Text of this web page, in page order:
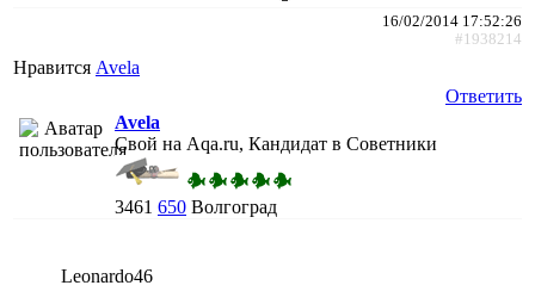
16/02/2014 17:52:26
#1938214
Нравится Avela
Ответить
Avela
Свой на Aqa.ru, Кандидат в Советники
3461 650 Волгоград
Leonardo46